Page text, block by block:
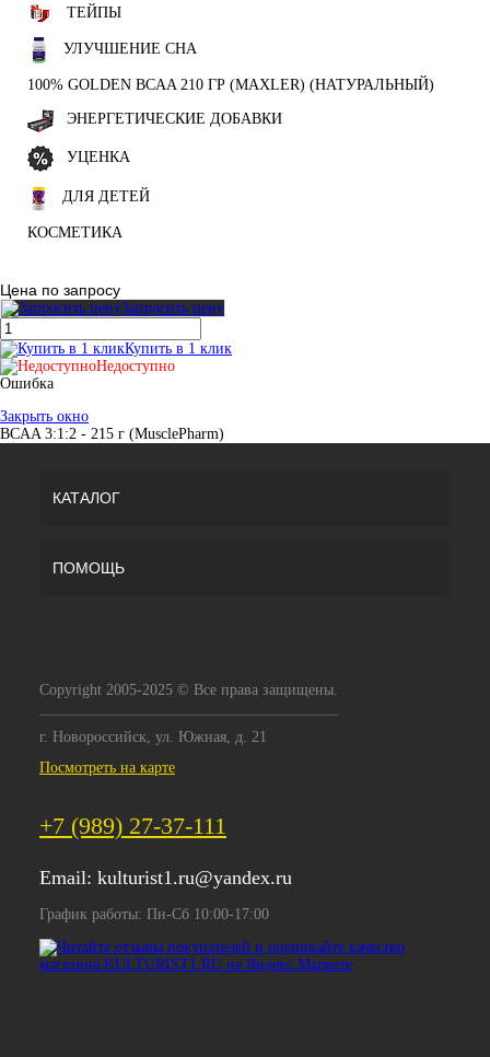
ТЕЙПЫ
УЛУЧШЕНИЕ СНА
100% GOLDEN BCAA 210 ГР (MAXLER) (НАТУРАЛЬНЫЙ)
ЭНЕРГЕТИЧЕСКИЕ ДОБАВКИ
УЦЕНКА
ДЛЯ ДЕТЕЙ
КОСМЕТИКА
Цена по запросу
Запросить цену
Купить в 1 клик
Недоступно
Ошибка
Закрыть окно
BCAA 3:1:2 - 215 г (MusclePharm)
КАТАЛОГ
ПОМОЩЬ
Copyright 2005-2025 © Все права защищены.
г. Новороссийск, ул. Южная, д. 21
Посмотреть на карте
+7 (989) 27-37-111
Email: kulturist1.ru@yandex.ru
График работы: Пн-Сб 10:00-17:00